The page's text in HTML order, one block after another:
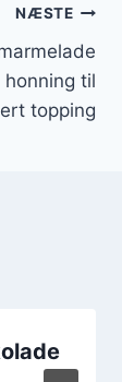
NÆSTE
honning til
topping